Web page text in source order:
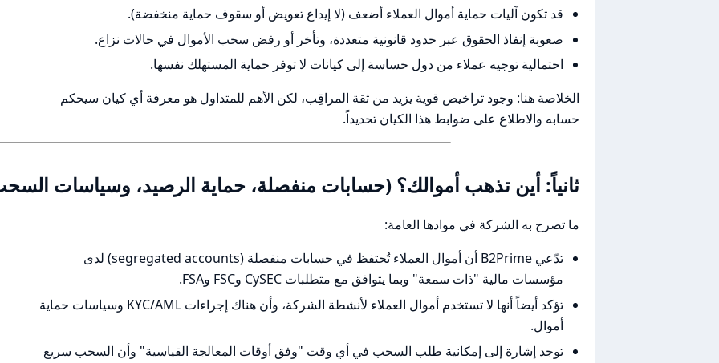
قد تكون آليات حماية أموال العملاء أضعف (لا إيداع تعويض أو سقوف حماية منخفضة).
صعوبة إنفاذ الحقوق عبر حدود قانونية متعددة، وتأخر أو رفض سحب الأموال في حالات نزاع.
احتمالية توجيه عملاء من دول حساسة إلى كيانات لا توفر حماية المستهلك نفسها.
الخلاصة هنا: وجود تراخيص قوية يزيد من ثقة المراقِب، لكن الأهم للمتداول هو معرفة أي كيان سيحكم
حسابه والاطلاع على ضوابط هذا الكيان تحديداً.
ثانياً: أين تذهب أموالك؟ (حسابات منفصلة، حماية الرصيد، وسياسات
ما تصرح به الشركة في موادها العامة:
تدّعي B2Prime أن أموال العملاء تُحتفظ في حسابات منفصلة (segregated accounts) لدى
مؤسسات مالية "ذات سمعة" وبما يتوافق مع متطلبات CySEC وFSC وFSA.
تؤكد أيضاً أنها لا تستخدم أموال العملاء لأنشطة الشركة، وأن هناك إجراءات KYC/AML وسياسات حماية
أموال.
توجد إشارة إلى إمكانية طلب السحب في أي وقت "وفق أوقات المعالجة القياسية" وأن السحب سريع